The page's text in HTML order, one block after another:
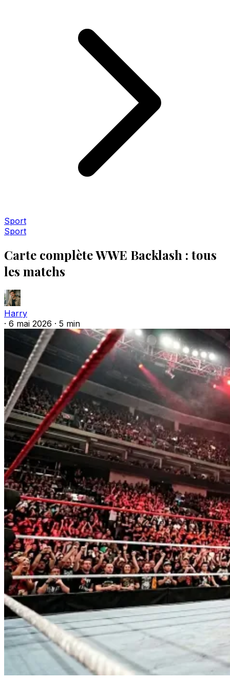
Sport
Sport
Carte complète WWE Backlash : tous
les matchs
Harry
· 6 mai 2026 · 5 min